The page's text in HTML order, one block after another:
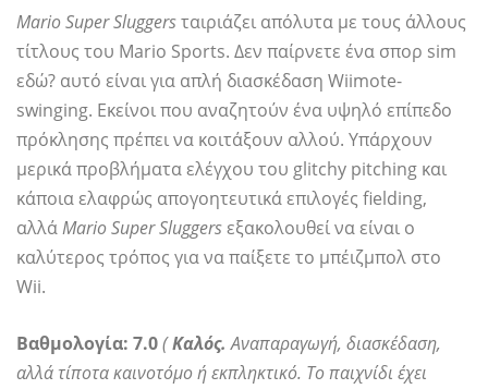
Mario Super Sluggersταιριάζει απόλυτα με τους άλλους
τίτλους του Mario Sports. Δεν παίρνετε ένα σπορ sim
εδώ? αυτό είναι για απλή διασκέδαση Wiimote-
swinging. Εκείνοι που αναζητούν ένα υψηλό επίπεδο
πρόκλησης πρέπει να κοιτάξουν αλλού. Υπάρχουν
μερικά προβλήματα ελέγχου του glitchy pitching και
κάποια ελαφρώς απογοητευτικά επιλογές fielding,
αλλάMario Super Sluggersεξακολουθεί να είναι ο
καλύτερος τρόπος για να παίξετε το μπέιζμπολ στο
Wii.
Βαθμολογία: 7.0(Καλός. Αναπαραγωγή, διασκέδαση,
αλλά τίποτα καινοτόμο ή εκπληκτικό. Το παιχνίδι έχει